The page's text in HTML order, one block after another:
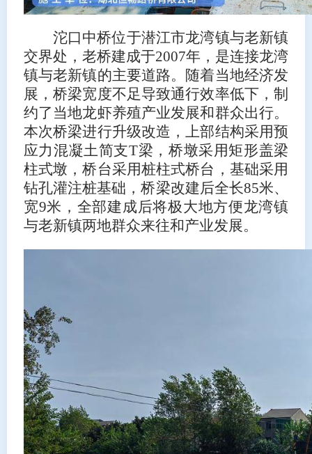
沱口中桥位于潜江市龙湾镇与老新镇
交界处，老桥建成于2007年，是连接龙湾
镇与老新镇的主要道路。随着当地经济发
展，桥梁宽度不足导致通行效率低下，制
约了当地龙虾养殖产业发展和群众出行。
本次桥梁进行升级改造，上部结构采用预
应力混凝土简支T梁，桥墩采用矩形盖梁
柱式墩，桥台采用桩柱式桥台，基础采用
钻孔灌注桩基础，桥梁改建后全长85米、
宽9米，全部建成后将极大地方便龙湾镇
与老新镇两地群众来往和产业发展。